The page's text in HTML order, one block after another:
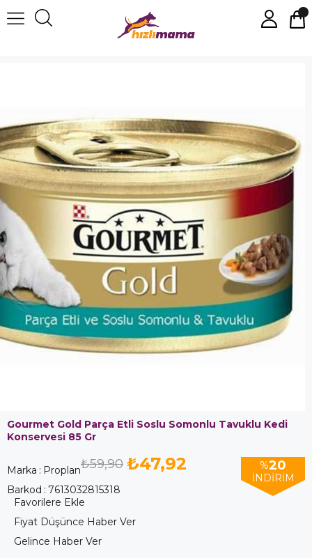
Gourmet Gold Parça Etli Soslu Somonlu Tavuklu Kedi
Konservesi 85 Gr
Marka : Proplan %20
İNDIRIM
₺59,90 ₺47,92
Barkod : 7613032815318
Favorilere Ekle
Fiyat Düşünce Haber Ver
Gelince Haber Ver